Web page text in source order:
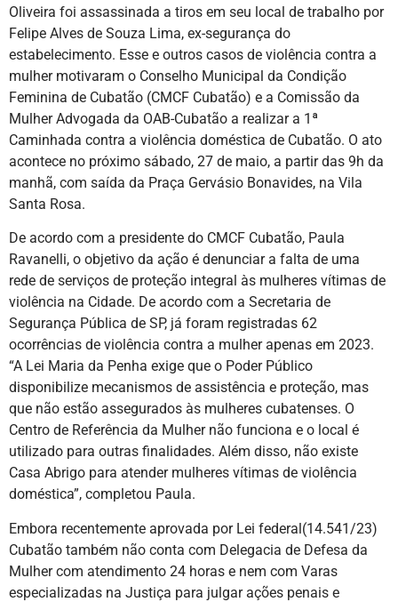
Oliveira foi assassinada a tiros em seu local de trabalho por
Felipe Alves de Souza Lima, ex-segurança do
estabelecimento. Esse e outros casos de violência contra a
mulher motivaram o Conselho Municipal da Condição
Feminina de Cubatão (CMCF Cubatão) e a Comissão da
Mulher Advogada da OAB-Cubatão a realizar a 1ª
Caminhada contra a violência doméstica de Cubatão. O ato
acontece no próximo sábado, 27 de maio, a partir das 9h da
manhã, com saída da Praça Gervásio Bonavides, na Vila
Santa Rosa.
De acordo com a presidente do CMCF Cubatão, Paula
Ravanelli, o objetivo da ação é denunciar a falta de uma
rede de serviços de proteção integral às mulheres vítimas de
violência na Cidade. De acordo com a Secretaria de
Segurança Pública de SP, já foram registradas 62
ocorrências de violência contra a mulher apenas em 2023.
“A Lei Maria da Penha exige que o Poder Público
disponibilize mecanismos de assistência e proteção, mas
que não estão assegurados às mulheres cubatenses. O
Centro de Referência da Mulher não funciona e o local é
utilizado para outras finalidades. Além disso, não existe
Casa Abrigo para atender mulheres vítimas de violência
doméstica”, completou Paula.
Embora recentemente aprovada por Lei federal(14.541/23)
Cubatão também não conta com Delegacia de Defesa da
Mulher com atendimento 24 horas e nem com Varas
especializadas na Justiça para julgar ações penais e